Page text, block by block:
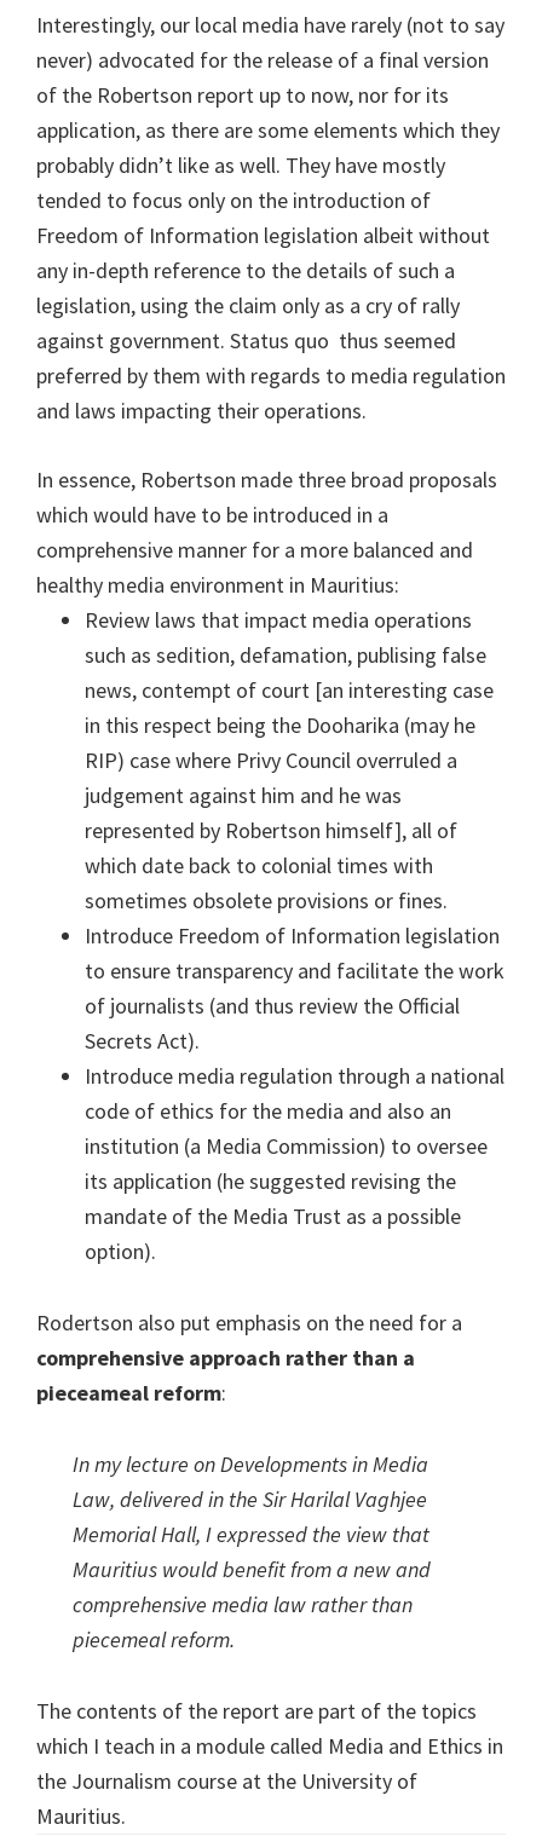
Interestingly, our local media have rarely (not to say
never) advocated for the release of a final version
of the Robertson report up to now, nor for its
application, as there are some elements which they
probably didn’t like as well. They have mostly
tended to focus only on the introduction of
Freedom of Information legislation albeit without
any in-depth reference to the details of such a
legislation, using the claim only as a cry of rally
against government. Status quo thus seemed
preferred by them with regards to media regulation
and laws impacting their operations.
In essence, Robertson made three broad proposals
which would have to be introduced in a
comprehensive manner for a more balanced and
healthy media environment in Mauritius:
Review laws that impact media operations
such as sedition, defamation, publising false
news, contempt of court [an interesting case
in this respect being the Dooharika (may he
RIP) case where Privy Council overruled a
judgement against him and he was
represented by Robertson himself], all of
which date back to colonial times with
sometimes obsolete provisions or fines.
Introduce Freedom of Information legislation
to ensure transparency and facilitate the work
of journalists (and thus review the Official
Secrets Act).
Introduce media regulation through a national
code of ethics for the media and also an
institution (a Media Commission) to oversee
its application (he suggested revising the
mandate of the Media Trust as a possible
option).
Rodertson also put emphasis on the need for a
comprehensive approach rather than a
pieceameal reform:
In my lecture on Developments in Media
Law, delivered in the Sir Harilal Vaghjee
Memorial Hall, I expressed the view that
Mauritius would benefit from a new and
comprehensive media law rather than
piecemeal reform.
The contents of the report are part of the topics
which I teach in a module called Media and Ethics in
the Journalism course at the University of
Mauritius.